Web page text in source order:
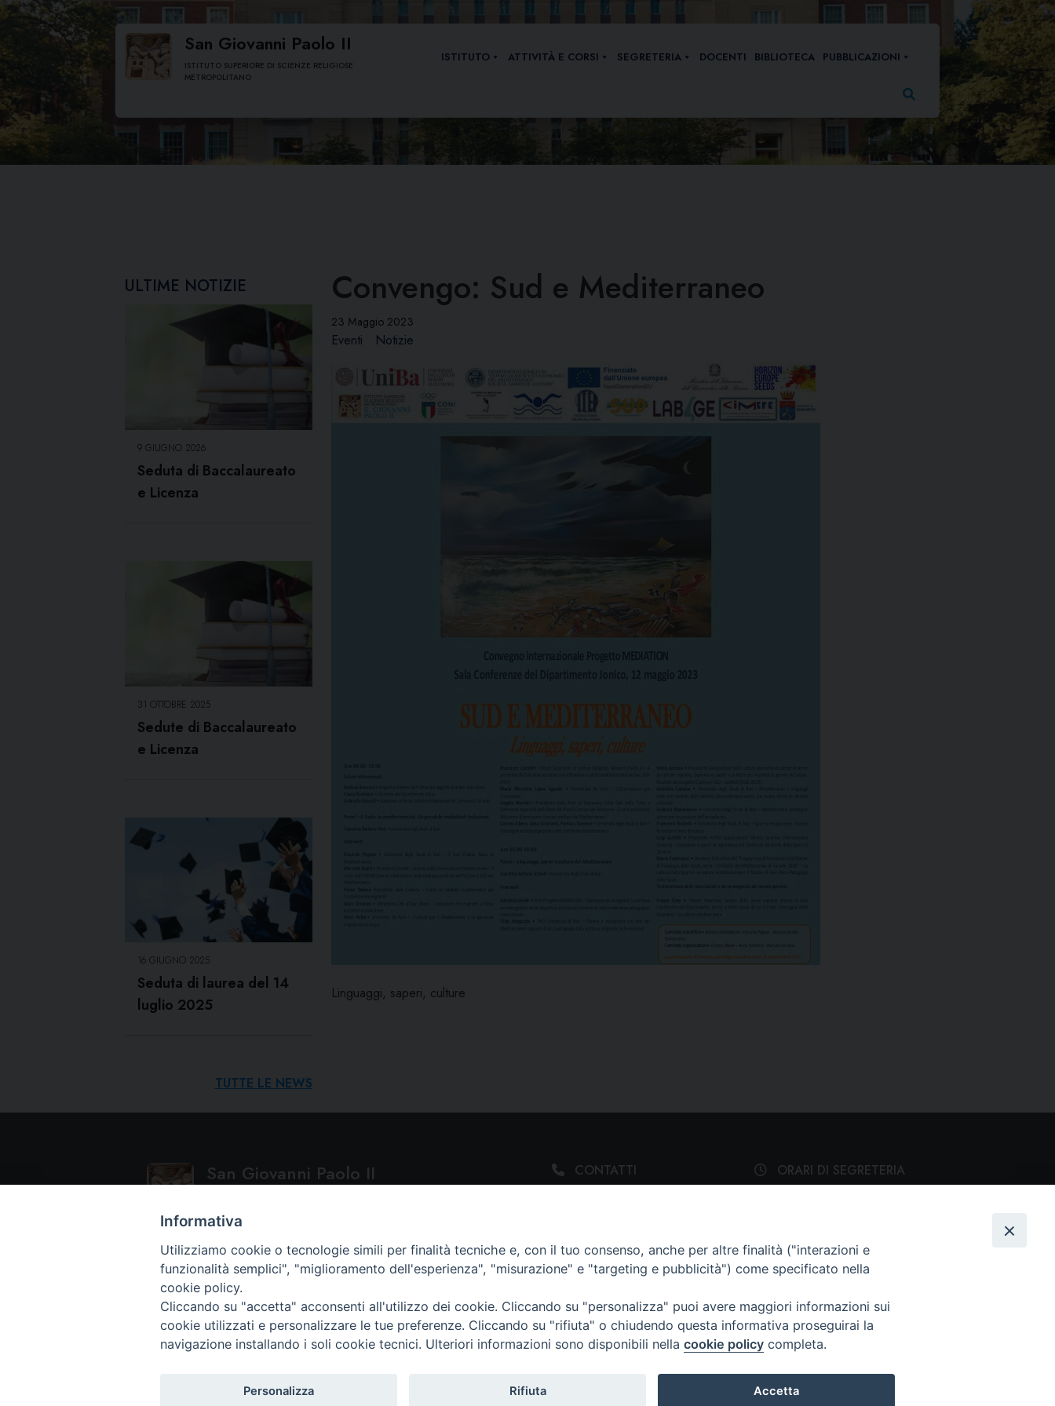
Skip
San Giovanni Paolo II
ISTITUTO SUPERIORE DI SCIENZE RELIGIOSE
METROPOLITANO
ISTITUTO ATTIVITÀ E CORSI SEGRETERIA DOCENTI BIBLIOTECA PUBBLICAZIONI
Ricerca
ULTIME NOTIZIE
9 GIUGNO 2026
Seduta di Baccalaureato
e Licenza
31 OTTOBRE 2025
Sedute di Baccalaureato
e Licenza
16 GIUGNO 2025
Seduta di laurea del 14
luglio 2025
TUTTE LE NEWS
Convengo: Sud e Mediterraneo
23 Maggio 2023
Eventi Notizie
Linguaggi, saperi, culture
San Giovanni Paolo II CONTATTI ORARI DI SEGRETERIA
DOVE SIAMO
Via Duomo, 107
74123 Taranto (TA)
SEGUICI SU
Informativa
Utilizziamo cookie o tecnologie simili per finalità tecniche e, con il tuo consenso, anche per altre finalità ("interazioni e
funzionalità semplici", "miglioramento dell'esperienza", "misurazione" e "targeting e pubblicità") come specificato nella
cookie policy.
Cliccando su "accetta" acconsenti all'utilizzo dei cookie. Cliccando su "personalizza" puoi avere maggiori informazioni sui
cookie utilizzati e personalizzare le tue preferenze. Cliccando su "rifiuta" o chiudendo questa informativa proseguirai la
navigazione installando i soli cookie tecnici. Ulteriori informazioni sono disponibili nella cookie policy completa.
Personalizza Rifiuta Accetta